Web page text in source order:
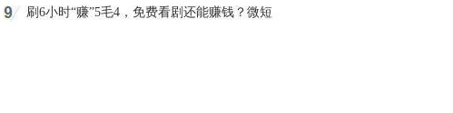
刷6小时“赚”5毛4，免费看剧还能赚钱？微短